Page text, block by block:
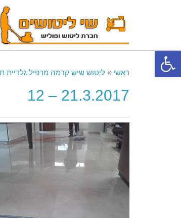
פתח סרגל נגישות
ראשי » ליטוש שיש קרמה מרפיל גלריית
21.3.2017 – 12